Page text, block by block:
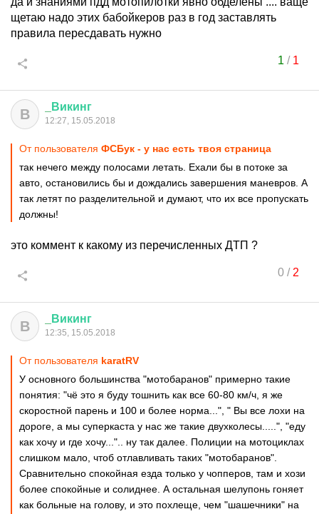
щетаю надо этих бабойкеров раз в год заставлять
правила пересдавать нужно
1 / 1
В Викинг
12:27, 15.05.2018
От пользователя ФСБук - у нас есть твоя страница
так нечего между полосами летать. Ехали бы в потоке за
авто, остановились бы и дождались завершения маневров. А
так летят по разделительной и думают, что их все пропускать
должны!
это коммент к какому из перечисленных ДТП ?
0/ 2
В Викинг
12:35, 15.05.2018
От пользователя karatRV
У основного большинства "мотобаранов" примерно такие
понятия: "чё это я буду тошнить как все 60-80 км/ч, я же
скоростной парень и 100 и более норма...", " Вы все лохи на
дороге, а мы суперкаста у нас же такие двухколесы.....", "еду
как хочу и где хочу...".. ну так далее. Полиции на мотоциклах
слишком мало, чтоб отлавливать таких "мотобаранов".
Сравнительно спокойная езда только у чопперов, там и хози
более спокойные и солиднее. А остальная шелупонь гоняет
как больные на голову, и это похлеще, чем "шашечники" на